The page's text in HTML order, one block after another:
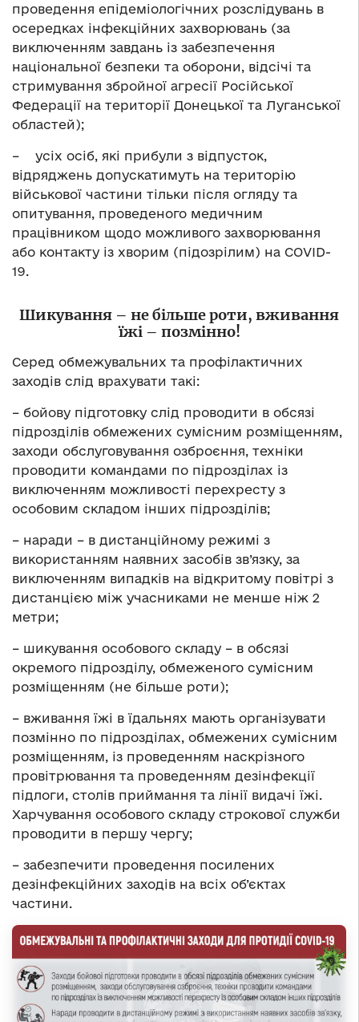
проведення епідеміологічних розслідувань в
осередках інфекційних захворювань (за
виключенням завдань із забезпечення
національної безпеки та оборони, відсічі та
стримування збройної агресії Російської
Федерації на території Донецької та Луганської
областей);
– усіх осіб, які прибули з відпусток,
відряджень допускатимуть на територію
військової частини тільки після огляду та
опитування, проведеного медичним
працівником щодо можливого захворювання
або контакту із хворим (підозрілим) на СOVID-
19.
Шикування – не більше роти, вживання
їжі – позмінно!
Серед обмежувальних та профілактичних
заходів слід врахувати такі:
– бойову підготовку слід проводити в обсязі
підрозділів обмежених сумісним розміщенням,
заходи обслуговування озброєння, техніки
проводити командами по підрозділах із
виключенням можливості перехресту з
особовим складом інших підрозділів;
– наради – в дистанційному режимі з
використанням наявних засобів зв’язку, за
виключенням випадків на відкритому повітрі з
дистанцією між учасниками не менше ніж 2
метри;
– шикування особового складу – в обсязі
окремого підрозділу, обмеженого сумісним
розміщенням (не більше роти);
– вживання їжі в їдальнях мають організувати
позмінно по підрозділах, обмежених сумісним
розміщенням, із проведенням наскрізного
провітрювання та проведенням дезінфекції
підлоги, столів приймання та лінії видачі їжі.
Харчування особового складу строкової служби
проводити в першу чергу;
– забезпечити проведення посилених
дезінфекційних заходів на всіх об’єктах
частини.